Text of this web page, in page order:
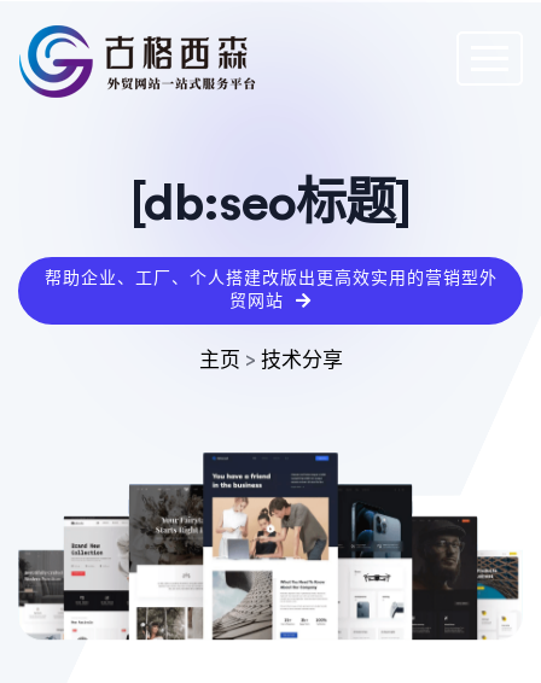
[db:seo标题]
帮助企业、工厂、个人搭建改版出更高效实用的营销型外
贸网站
主页 > 技术分享